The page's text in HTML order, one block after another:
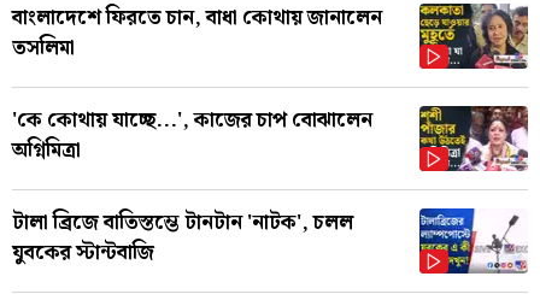
বাংলাদেশে ফিরতে চান, বাধা কোথায় জানালেন
তসলিমা
'কে কোথায় যাচ্ছে...', কাজের চাপ বোঝালেন
অগ্নিমিত্রা
টালা ব্রিজে বাতিস্তম্ভে টানটান 'নাটক', চলল
যুবকের স্টান্টবাজি